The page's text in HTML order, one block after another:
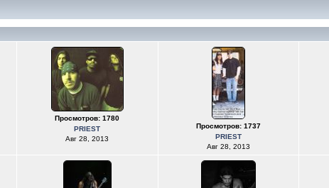
Просмотров: 1780
PRIEST
Авг 28, 2013
Просмотров: 1737
PRIEST
Авг 28, 2013